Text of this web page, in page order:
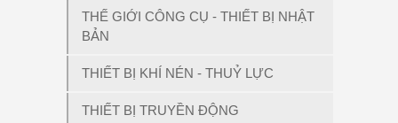
THẾ GIỚI CÔNG CỤ - THIẾT BỊ NHẬT
BẢN
THIẾT BỊ KHÍ NÉN - THUỶ LỰC
THIẾT BỊ TRUYỀN ĐỘNG